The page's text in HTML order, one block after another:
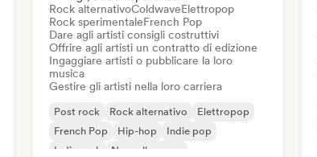
Rock alternativoColdwaveElettropop
Rock sperimentaleFrench Pop
Dare agli artisti consigli costruttivi
Offrire agli artisti un contratto di edizione
Ingaggiare artisti o pubblicare la loro
musica
Gestire gli artisti nella loro carriera
Post rock Rock alternativo
Elettropop
French Pop
Hip-hop
Indie pop
Indie rock
Nouvelle scene